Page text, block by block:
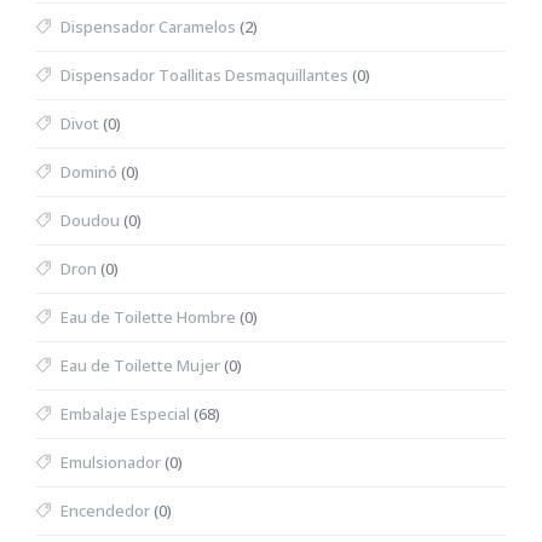
Dispensador Caramelos (2)
Dispensador Toallitas Desmaquillantes (0)
Divot (0)
Dominó (0)
Doudou (0)
Dron (0)
Eau de Toilette Hombre (0)
Eau de Toilette Mujer(0)
Embalaje Especial (68)
Emulsionador(0)
Encendedor(0)